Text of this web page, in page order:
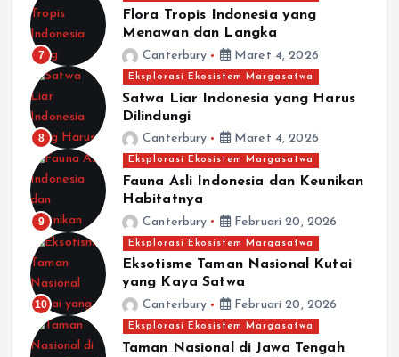
7
Flora Tropis Indonesia yang
Menawan dan Langka
Canterbury Maret 4, 2026
8
Eksplorasi Ekosistem Margasatwa
Satwa Liar Indonesia yang Harus
Dilindungi
Canterbury Maret 4, 2026
9
Eksplorasi Ekosistem Margasatwa
Fauna Asli Indonesia dan Keunikan
Habitatnya
Canterbury Februari 20, 2026
10
Eksplorasi Ekosistem Margasatwa
Eksotisme Taman Nasional Kutai
yang Kaya Satwa
Canterbury Februari 20, 2026
Eksplorasi Ekosistem Margasatwa
Taman Nasional di Jawa Tengah